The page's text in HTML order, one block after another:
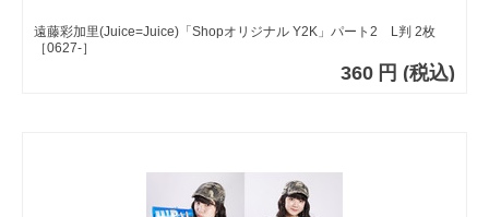
遠藤彩加里(Juice=Juice)「Shopオリジナル Y2K」パート2 L判 2枚
［0627-］
360 円 (税込)